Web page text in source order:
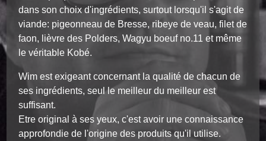
dans son choix d'ingrédients, surtout lorsqu'il s'agit de
viande: pigeonneau de Bresse, ribeye de veau, filet de
faon, lièvre des Polders, Wagyu boeuf no.11 et même
le véritable Kobé.
Wim est exigeant concernant la qualité de chacun de
ses ingrédients, seul le meilleur du meilleur est
suffisant.
Etre original à ses yeux, c'est avoir une connaissance
approfondie de l'origine des produits qu'il utilise.